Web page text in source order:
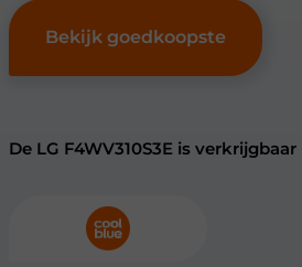
Bekijk goedkoopste
De LG F4WV310S3E is verkrijgbaar